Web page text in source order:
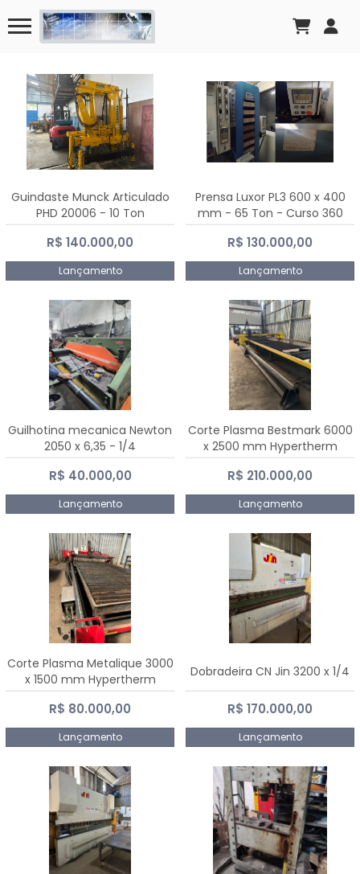
Guindaste Munck Articulado
PHD 20006 - 10 Ton
R$ 140.000,00
Lançamento
Prensa Luxor PL3 600 x 400
mm - 65 Ton - Curso 360
mm
R$ 130.000,00
Lançamento
Guilhotina mecanica Newton
2050 x 6,35 - 1/4
R$ 40.000,00
Lançamento
Corte Plasma Bestmark 6000
x 2500 mm Hypertherm
MaxPro 200
R$ 210.000,00
Lançamento
Corte Plasma Metalique 3000
x 1500 mm Hypertherm
Powermax 45 xp
R$ 80.000,00
Lançamento
Dobradeira CN Jin 3200 x 1/4
R$ 170.000,00
Lançamento